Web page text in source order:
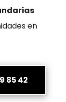
en
85 42